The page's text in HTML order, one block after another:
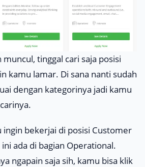
muncul, tinggal cari saja posisi
kamu lamar. Di sana nanti sudah
dengan kategorinya jadi kamu
ingin bekerjai di posisi Customer
ini ada di bagian Operational.
ngapain saja sih, kamu bisa klik